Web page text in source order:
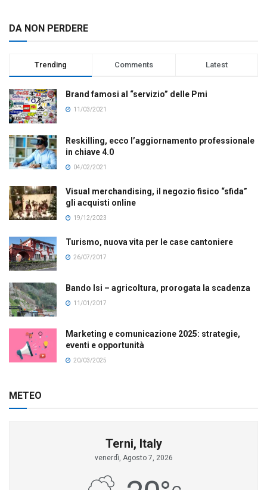
DA NON PERDERE
Trending Comments Latest
Brand famosi al “servizio” delle Pmi
11/03/2021
Reskilling, ecco l’aggiornamento professionale
in chiave 4.0
04/02/2021
Visual merchandising, il negozio fisico “sfida”
gli acquisti online
19/12/2023
Turismo, nuova vita per le case cantoniere
26/07/2017
Bando Isi – agricoltura, prorogata la scadenza
11/01/2017
Marketing e comunicazione 2025: strategie,
eventi e opportunità
20/03/2025
METEO
Terni, Italy
venerdì, Agosto 7, 2026